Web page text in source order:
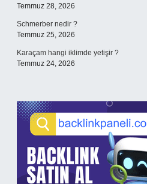
Temmuz 28, 2026
Schmerber nedir ?
Temmuz 25, 2026
Karaçam hangi iklimde yetişir ?
Temmuz 24, 2026